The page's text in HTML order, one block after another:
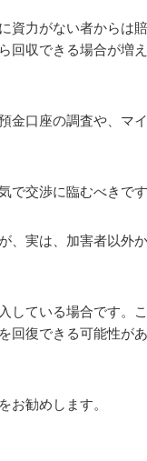
資力がない者からは
回収できる場合が増
金口座の調査や、マ
で交渉に臨むべきです
、実は、加害者以外
している場合です。
回復できる可能性が
お勧めします。